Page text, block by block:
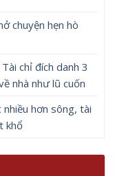
chuyện hẹn hò
chỉ đích danh 3
nhà như lũ cuốn
hơn sông, tài
khổ